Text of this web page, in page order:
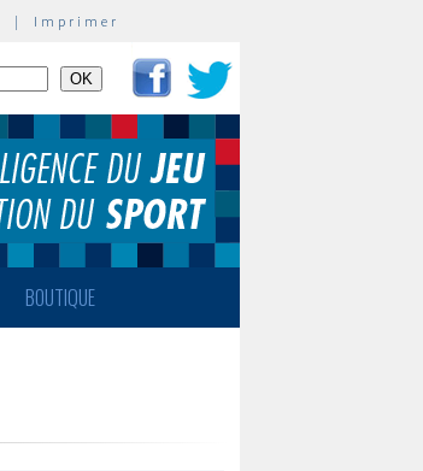
| Imprimer
BOUTIQUE